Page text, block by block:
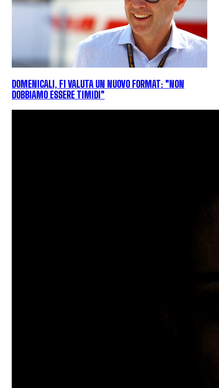
DOMENICALI, F1 VALUTA UN NUOVO FORMAT: "NON
DOBBIAMO ESSERE TIMIDI"